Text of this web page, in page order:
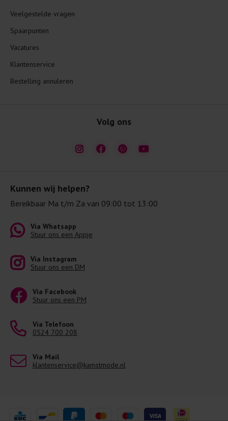
Kunnen wij helpen?
Bereikbaar Ma t/m Za van 09:00 tot 13:00
Via Whatsapp
Stuur ons een Appje
Via Instagram
Stuur ons een DM
Via Facebook
Stuur ons een PM
Via Telefoon
0524 700 208
Via Mail
klantenservice@kamstmode.nl
Veelgestelde vragen
Spaarpunten
Vacatures
Klantenservice
Bestelling annuleren
Volg ons